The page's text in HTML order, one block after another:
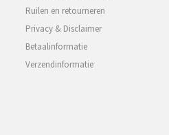
Ruilen en retourneren
Privacy & Disclaimer
Betaalinformatie
Verzendinformatie